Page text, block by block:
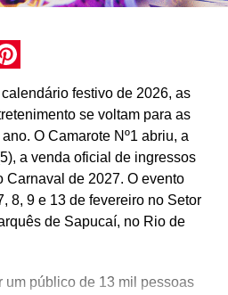
da campanha engloba
e ações com
o posicionamento do
do setor financeiro.
festivo de 2026, as
se voltam para as
O Camarote Nº1 abriu, a
a venda oficial de ingressos
Carnaval de 2027. O evento
8, 9 e 13 de fevereiro no Setor
de Sapucaí, no Rio de
um público de 13 mil pessoas